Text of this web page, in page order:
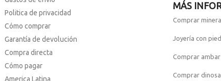
Politica de privacidad
Cómo comprar
Garantía de devolución
Compra directa
Cómo pagar
America Latina
MÁS
Comprar
Joyería con
Comprar ambar
Comprar